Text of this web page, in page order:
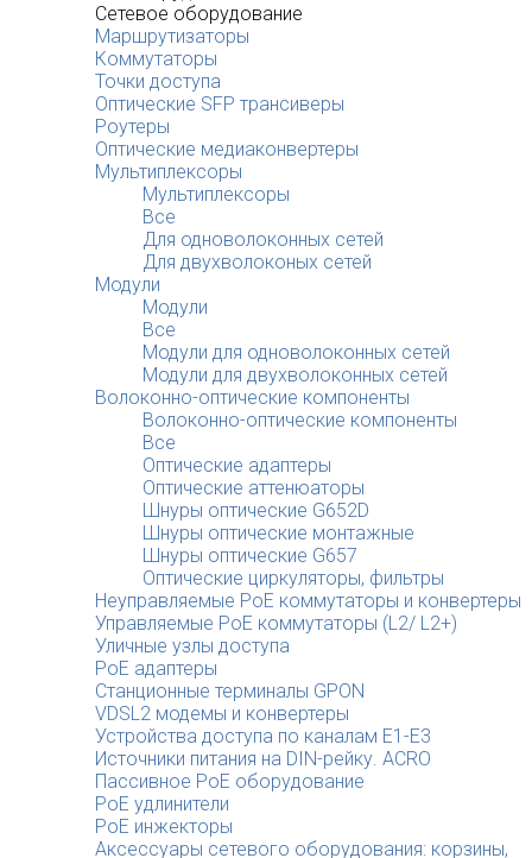
Сетевое оборудование
Маршрутизаторы
Коммутаторы
Точки доступа
Оптические SFP трансиверы
Роутеры
Оптические медиаконвертеры
Мультиплексоры
Мультиплексоры
Все
Для одноволоконных сетей
Для двухволоконых сетей
Модули
Модули
Все
Модули для одноволоконных сетей
Модули для двухволоконных сетей
Волоконно-оптические компоненты
Волоконно-оптические компоненты
Все
Оптические адаптеры
Оптические аттенюаторы
Шнуры оптические G652D
Шнуры оптические монтажные
Шнуры оптические G657
Оптические циркуляторы, фильтры
Неуправляемые PoE коммутаторы и конвертеры
Управляемые PoE коммутаторы (L2/ L2+)
Уличные узлы доступа
PoE адаптеры
Станционные терминалы GPON
VDSL2 модемы и конвертеры
Устройства доступа по каналам E1-E3
Источники питания на DIN-рейку. ACRO
Пассивное PoE оборудование
PoE удлинители
PoE инжекторы
Аксессуары сетевого оборудования: корзины,